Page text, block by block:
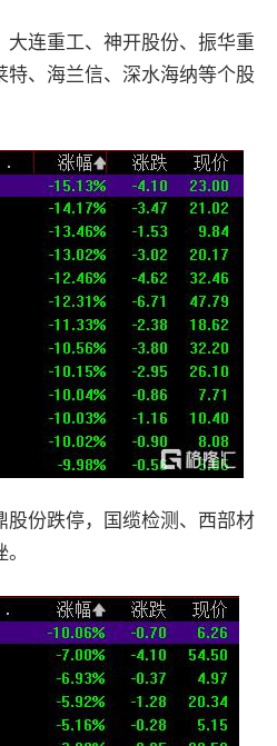
连重工、神开股份、振华重
、海兰信、深水海纳等个股
股份跌停，国缆检测、西部材